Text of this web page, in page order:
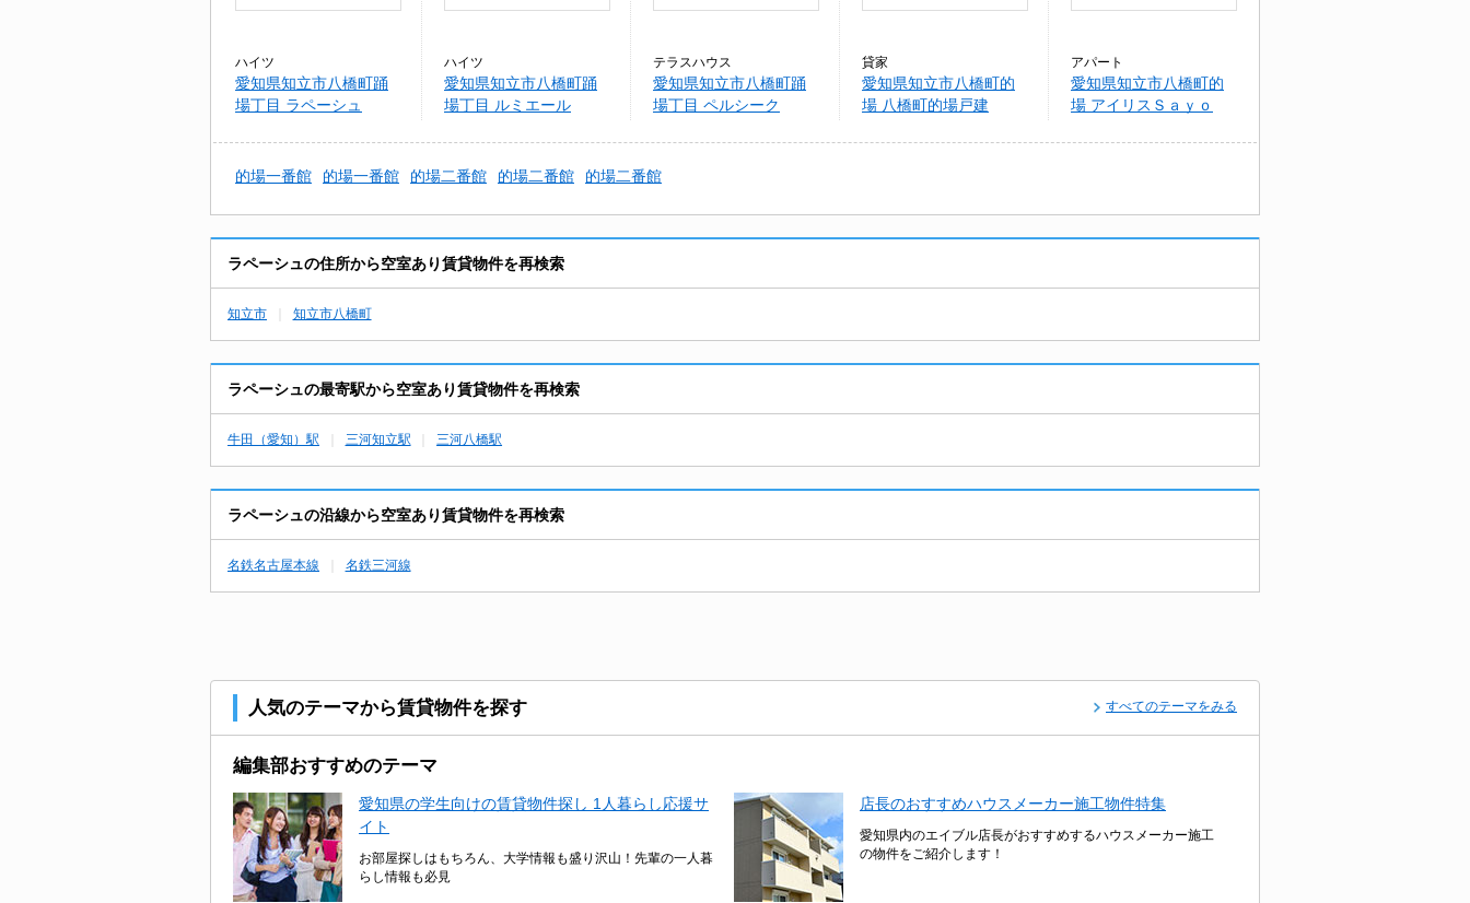
ハイツ
愛知県知立市八橋町踊
場丁目 ラペーシュ
ハイツ
愛知県知立市八橋町踊
場丁目 ルミエール
テラスハウス
愛知県知立市八橋町踊
場丁目 ペルシーク
貸家
愛知県知立市八橋町的
場 八橋町的場戸建
アパート
愛知県知立市八橋町的
場 アイリスＳａｙｏ
的場一番館 的場一番館 的場二番館 的場二番館 的場二番館
ラペーシュの住所から空室あり賃貸物件を再検索
知立市 知立市八橋町
ラペーシュの最寄駅から空室あり賃貸物件を再検索
牛田（愛知）駅 三河知立駅 三河八橋駅
ラペーシュの沿線から空室あり賃貸物件を再検索
名鉄名古屋本線 名鉄三河線
人気のテーマから賃貸物件を探す すべてのテーマをみる
編集部おすすめのテーマ
愛知県の学生向けの賃貸物件探し 1人暮らし応援サ
イト
お部屋探しはもちろん、大学情報も盛り沢山！先輩の一人暮
らし情報も必見
店長のおすすめハウスメーカー施工物件特集
愛知県内のエイブル店長がおすすめするハウスメーカー施工
の物件をご紹介します！